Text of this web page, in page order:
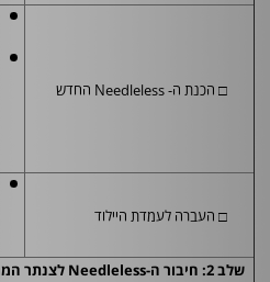
□ הכנת ה-Needlelessהחדש
□ העברה לעמדת היילוד
שלב 2: חיבור ה- Needleless לצנתר